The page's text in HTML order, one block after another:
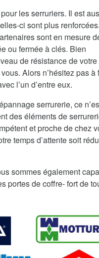
les serruriers. Il est
ci sont plus renforcées.
sont en mesure
ou fermée à clés. Bien
de résistance de votre
Alors n’hésitez pas à
l’un d’entre eux.
serrurerie, ce
des éléments de
et proche de chez
temps d’attente soit
sommes également
portes de coffre- fort de